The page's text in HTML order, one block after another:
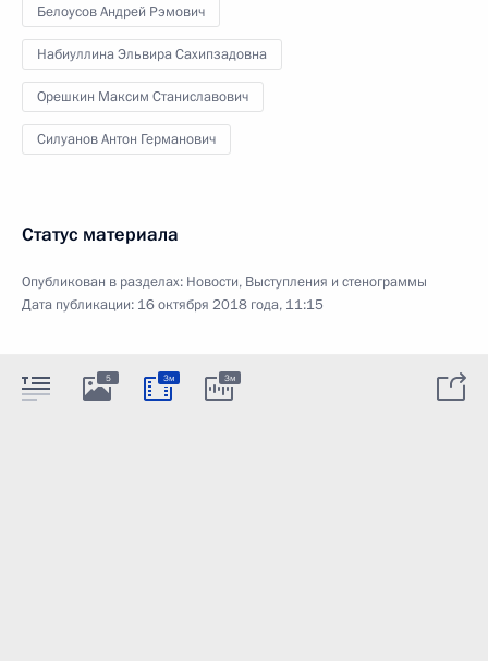
Белоусов Андрей Рэмович
Набиуллина Эльвира Сахипзадовна
Орешкин Максим Станиславович
Силуанов Антон Германович
Статус материала
Опубликован в разделах: Новости, Выступления и стенограммы
Дата публикации: 16 октября 2018 года, 11:15
5 3м 3м